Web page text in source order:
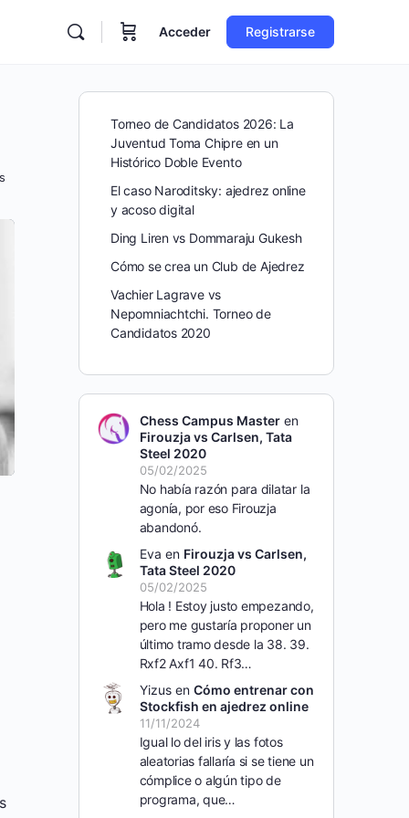
Acceder Registrarse
Torneo de Candidatos 2026: La
Juventud Toma Chipre en un
Histórico Doble Evento
El caso Naroditsky: ajedrez online
y acoso digital
Ding Liren vs Dommaraju Gukesh
Cómo se crea un Club de Ajedrez
Vachier Lagrave vs
Nepomniachtchi. Torneo de
Candidatos 2020
Chess Campus Masteren
Firouzja vs Carlsen, Tata
Steel 2020
05/02/2025
No había razón para dilatar la
agonía, por eso Firouzja
abandonó.
Eva en Firouzja vs Carlsen,
Tata Steel 2020
05/02/2025
Hola ! Estoy justo empezando,
pero me gustaría proponer un
último tramo desde la 38. 39.
Rxf2 Axf1 40. Rf3…
Yizusen Cómo entrenar con
Stockfish en ajedrez online
11/11/2024
Igual lo del iris y las fotos
aleatorias fallaría si se tiene un
cómplice o algún tipo de
programa, que…